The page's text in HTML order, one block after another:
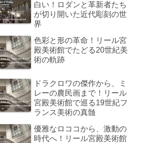
白い！ロダンと革新者たち
が切り開いた近代彫刻の世
界
色彩と形の革命！リール宮
殿美術館でたどる20世紀美
術の軌跡
ドラクロワの傑作から、ミ
レーの農民画まで！リール
宮殿美術館で巡る19世紀フ
ランス美術の真髄
優雅なロココから、激動の
時代へ！リール宮殿美術館